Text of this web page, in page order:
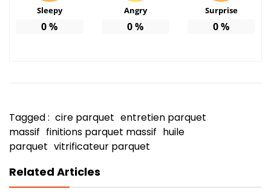
Sleepy
0%
Angry
0%
Surprise
0%
Tagged : cire parquet entretien parquet
massif finitions parquet massif huile
parquet vitrificateur parquet
Related Articles